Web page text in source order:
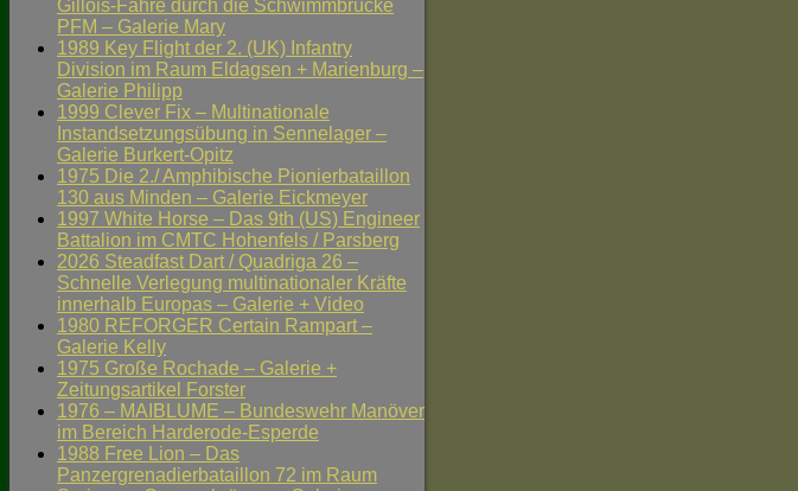
Gillois-Fähre durch die Schwimmbrücke
PFM – Galerie Mary
1989 Key Flight der 2. (UK) Infantry
Division im Raum Eldagsen + Marienburg –
Galerie Philipp
1999 Clever Fix – Multinationale
Instandsetzungsübung in Sennelager –
Galerie Burkert-Opitz
1975 Die 2./ Amphibische Pionierbataillon
130 aus Minden – Galerie Eickmeyer
1997 White Horse – Das 9th (US) Engineer
Battalion im CMTC Hohenfels / Parsberg
2026 Steadfast Dart / Quadriga 26 –
Schnelle Verlegung multinationaler Kräfte
innerhalb Europas – Galerie + Video
1980 REFORGER Certain Rampart –
Galerie Kelly
1975 Große Rochade – Galerie +
Zeitungsartikel Forster
1976 – MAIBLUME – Bundeswehr Manöver
im Bereich Harderode-Esperde
1988 Free Lion – Das
Panzergrenadierbataillon 72 im Raum